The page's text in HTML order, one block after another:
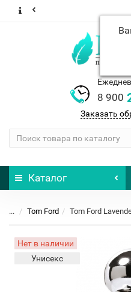
8 900
Заказать
Каталог
... Tom Ford Tom Ford
Нет в наличии
Унисекс